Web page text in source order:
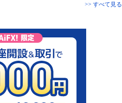
>> すべて見る